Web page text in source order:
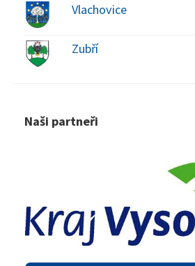
Vlachovice
Zubří
Naši partneři